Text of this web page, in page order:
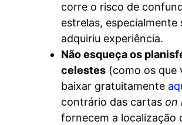
corre o risco de
estrelas, especialmente
adquiriu experiência.
Não esqueça os
celestes (como os que
baixar gratuitamente
contrário das cartas on
fornecem a localização